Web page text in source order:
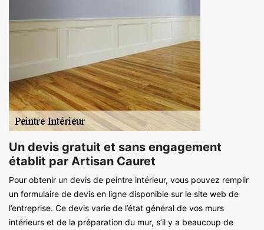
Un devis gratuit et sans engagement
établit par Artisan Cauret
Pour obtenir un devis de peintre intérieur, vous pouvez remplir
un formulaire de devis en ligne disponible sur le site web de
l’entreprise. Ce devis varie de l’état général de vos murs
intérieurs et de la préparation du mur, s’il y a beaucoup de